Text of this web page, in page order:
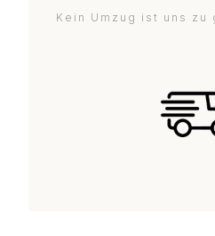
Kein Umzug ist uns zu